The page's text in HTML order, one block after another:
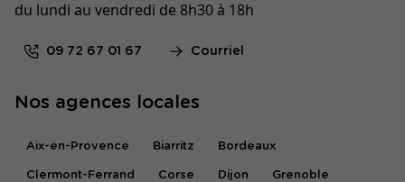
du lundi au vendredi de 8h30 à 18h
09 72 67 01 67 Courriel
Nos agences locales
Aix-en-Provence Biarritz Bordeaux
Clermont-Ferrand Corse Dijon Grenoble